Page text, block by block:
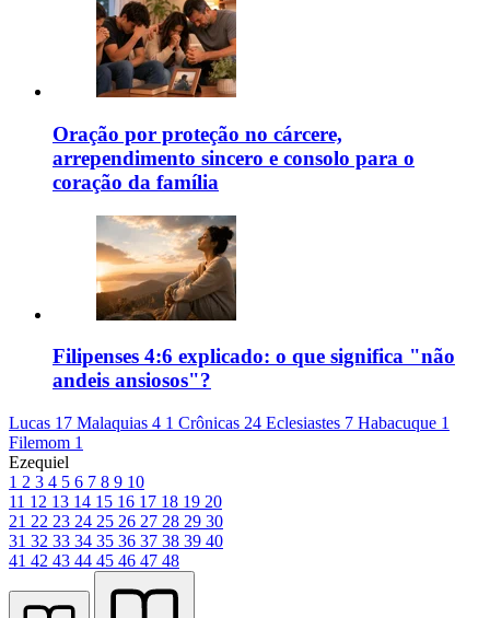
Oração por proteção no cárcere,
arrependimento sincero e consolo para o
coração da família
Filipenses 4:6 explicado: o que significa "não
andeis ansiosos"?
Lucas 17 Malaquias 4 1 Crônicas 24 Eclesiastes 7 Habacuque 1
Filemom 1
Ezequiel
1 2 3 4 5 6 7 8 9 10
11 12 13 14 15 16 17 18 19 20
21 22 23 24 25 26 27 28 29 30
31 32 33 34 35 36 37 38 39 40
41 42 43 44 45 46 47 48